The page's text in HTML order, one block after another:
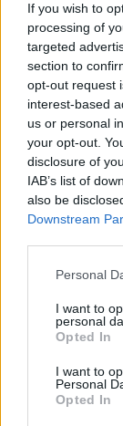
If you wish to
processing of
targeted
section to
opt-out request
interest-based
us or personal
your opt-out.
disclosure of
IAB’s list of
also be
Downstream
Please note
not limited to
grant or deny
use your data
consent section.
Personal
I want to
personal
Opted In
I want to
Personal
Opted In
2/3 van, tehát
Köszönjük
tanultak a
hülyeséget.
15 éve
A gonosz
felizgassa a
A
Boli –
15 éve